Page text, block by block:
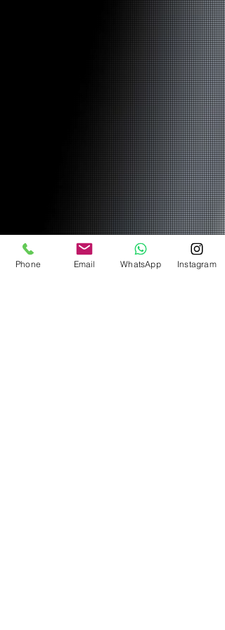
Phone Email WhatsApp Instagram